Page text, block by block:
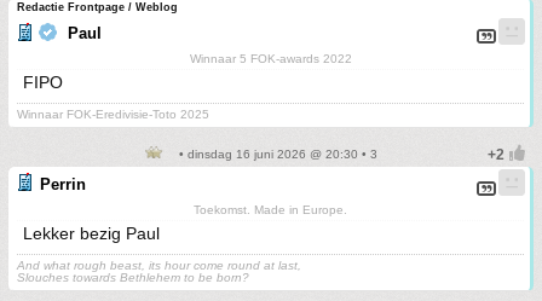
Redactie Frontpage / Weblog
Paul
Winnaar 5 FOK-awards 2022
FIPO
Winnaar FOK-Eredivisie-Toto 2025
• dinsdag 16 juni 2026 @ 20:30 • 3
Perrin
Toekomst. Made in Europe.
Lekker bezig Paul
And what rough beast, its hour come round at last,
Slouches towards Bethlehem to be born?